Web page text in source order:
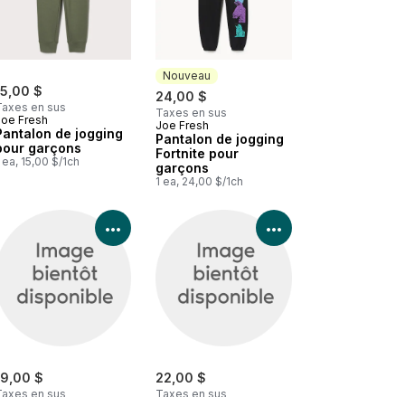
$
en sus
Fresh
de jogging
garçons
ea, 15,00 $/1ch
Nouveau
24,00 $
Taxes en sus
Nouveau
Joe Fresh
Pantalon de jogging
Fortnite pour
garçons
1 ea, 24,00 $/1ch
détails du produit
$
en sus
Voir les détails du produit
22,00 $
Taxes en sus
Voir les détails